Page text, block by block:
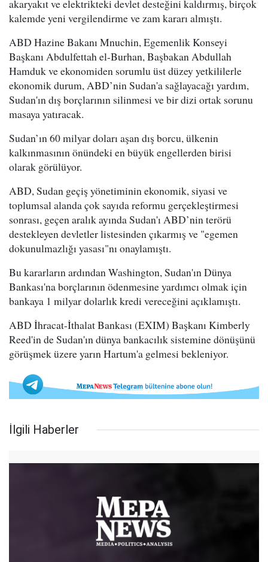
akaryakıt ve elektrikteki devlet desteğini kaldırmış, birçok
kalemde yeni vergilendirme ve zam kararı almıştı.
ABD Hazine Bakanı Mnuchin, Egemenlik Konseyi
Başkanı Abdulfettah el-Burhan, Başbakan Abdullah
Hamduk ve ekonomiden sorumlu üst düzey yetkililerle
ekonomik durum, ABD’nin Sudan'a sağlayacağı yardım,
Sudan'ın dış borçlarının silinmesi ve bir dizi ortak sorunu
masaya yatıracak.
Sudan’ın 60 milyar doları aşan dış borcu, ülkenin
kalkınmasının önündeki en büyük engellerden birisi
olarak görülüyor.
ABD, Sudan geçiş yönetiminin ekonomik, siyasi ve
toplumsal alanda çok sayıda reformu gerçekleştirmesi
sonrası, geçen aralık ayında Sudan'ı ABD’nin terörü
destekleyen devletler listesinden çıkarmış ve "egemen
dokunulmazlığı yasası"nı onaylamıştı.
Bu kararların ardından Washington, Sudan'ın Dünya
Bankası'na borçlarının ödenmesine yardımcı olmak için
bankaya 1 milyar dolarlık kredi vereceğini açıklamıştı.
ABD İhracat-İthalat Bankası (EXIM) Başkanı Kimberly
Reed'in de Sudan'ın dünya bankacılık sistemine dönüşünü
görüşmek üzere yarın Hartum'a gelmesi bekleniyor.
İlgili Haberler